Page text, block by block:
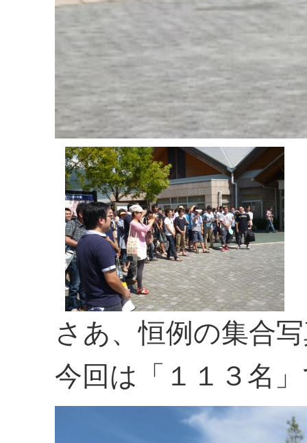
さあ、恒例の集合
今回は「１１３名